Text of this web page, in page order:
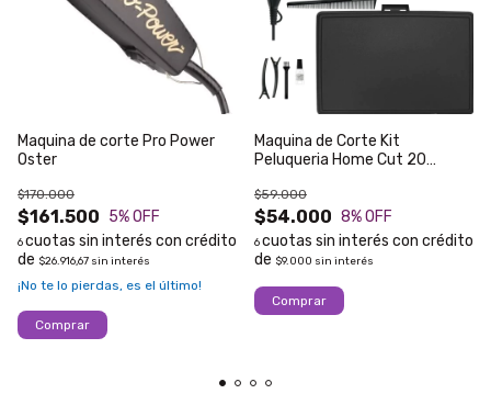
Maquina de corte Pro Power
Oster
$161.500
$170.000
5% OFF
6
$26.916,67 sin interés
¡No te lo pierdas, es el último!
Maquina de Corte Kit
Peluqueria Home Cut 20
$54.000
$59.000
8% OFF
6
$9.000 sin interés